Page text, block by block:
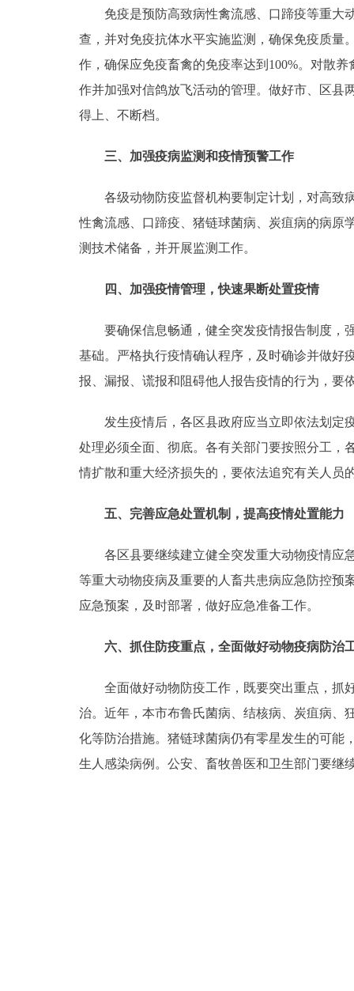
绿色北京
ENGLISH
ITALIANO
免疫是预防高致病性禽流感、口蹄疫等重大动
查，并对免疫抗体水平实施监测，确保免疫质量
作，确保应免疫畜禽的免疫率达到100%。对散
作并加强对信鸽放飞活动的管理。做好市、区县
得上、不断档。
三、加强疫病监测和疫情预警工作
各级动物防疫监督机构要制定计划，对高致病
性禽流感、口蹄疫、猪链球菌病、炭疽病的病原
测技术储备，并开展监测工作。
四、加强疫情管理，快速果断处置疫情
要确保信息畅通，健全突发疫情报告制度，强
基础。严格执行疫情确认程序，及时确诊并做好
报、漏报、谎报和阻碍他人报告疫情的行为，要
发生疫情后，各区县政府应当立即依法划定疫
处理必须全面、彻底。各有关部门要按照分工，
情扩散和重大经济损失的，要依法追究有关人员
五、完善应急处置机制，提高疫情处置能力
各区县要继续建立健全突发重大动物疫情应急
等重大动物疫病及重要的人畜共患病应急防控预
应急预案，及时部署，做好应急准备工作。
六、抓住防疫重点，全面做好动物疫病防治
全面做好动物防疫工作，既要突出重点，抓好
治。近年，本市布鲁氏菌病、结核病、炭疽病、
化等防治措施。猪链球菌病仍有零星发生的可能
生人感染病例。公安、畜牧兽医和卫生部门要继